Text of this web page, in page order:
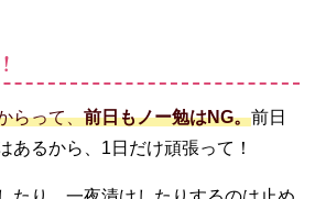
らって、前日もノー勉はNG。前日
あるから、1日だけ頑張って！